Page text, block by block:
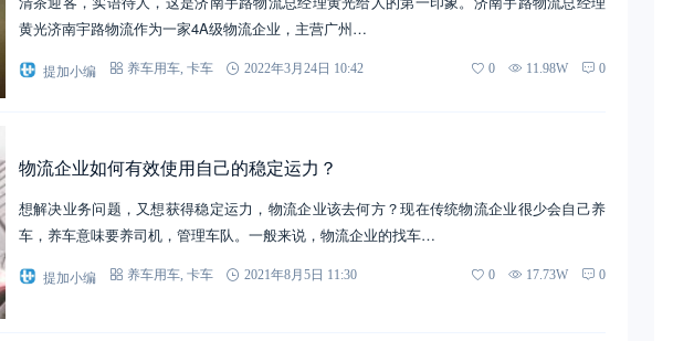
黄光济南宇路物流作为一家4A级物流企业，主营广州…
提加小编 养车用车, 卡车 2022年3月24日 10:42 0 11.98W 0
物流企业如何有效使用自己的稳定运力？
想解决业务问题，又想获得稳定运力，物流企业该去何方？现在传统物流企业很少会自己养
车，养车意味要养司机，管理车队。一般来说，物流企业的找车…
提加小编 养车用车, 卡车 2021年8月5日 11:30 0 17.73W 0